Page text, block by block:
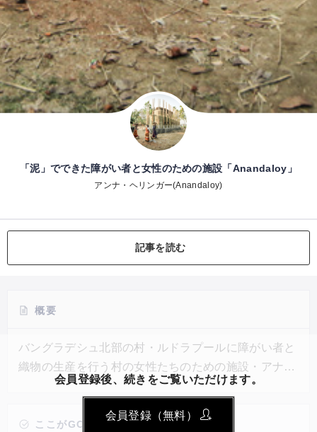
「泥」でできた障がい者と女性のための施設「Anandaloy」
アンナ・ヘリンガー(Anandaloy)
記事を読む
概要
バングラデシュ北部の村・ルドラプールに障がい者と
織物の生産を行う村の女性たちのための施設・アナン
ダロイがつくられた。建物の大部分の原料である竹と
れた。障がい者が抱えるトラウマの治療や彼ら自身が
ここがGOOD!
会員登録後、続きをご覧いただけます。
会員登録（無料）